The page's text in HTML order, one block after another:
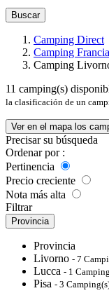
Buscar
Camping Direct
Camping Francia
Camping
11 camping(s)
la clasificación de un
Ver en
Precisar su búsqueda
Ordenar por :
Pertinencia
Precio creciente
Nota más alta
Filtrar
Provincia
Provincia
Livorno - 7
Lucca - 1
Pisa - 3